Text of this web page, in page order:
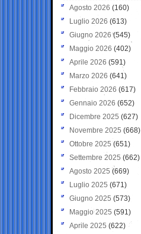
Agosto 2026 (160)
Luglio 2026 (613)
Giugno 2026 (545)
Maggio 2026 (402)
Aprile 2026 (591)
Marzo 2026 (641)
Febbraio 2026 (617)
Gennaio 2026 (652)
Dicembre 2025 (627)
Novembre 2025 (668)
Ottobre 2025 (651)
Settembre 2025 (662)
Agosto 2025 (669)
Luglio 2025 (671)
Giugno 2025 (573)
Maggio 2025 (591)
Aprile 2025 (622)